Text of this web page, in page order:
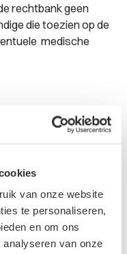
van onze website
te personaliseren,
en om ons
van onze
rechtbank geen
die toezien op de
medische
de deskundige de
vragen worden
de deskundige
vindt eiseres te